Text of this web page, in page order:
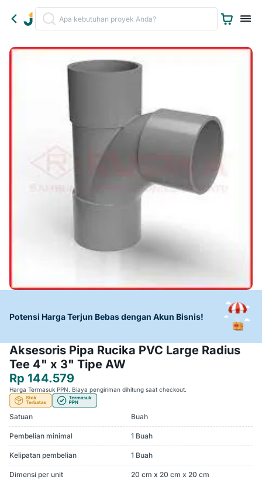
Potensi Harga Terjun Bebas dengan Akun Bisnis!
Aksesoris Pipa Rucika PVC Large Radius
Tee 4" x 3" Tipe AW
Rp 144.579
Harga Termasuk PPN. Biaya pengiriman dihitung saat checkout.
Satuan Buah
Pembelian minimal 1 Buah
Kelipatan pembelian 1 Buah
Dimensi per unit 20 cm x 20 cm x 20 cm